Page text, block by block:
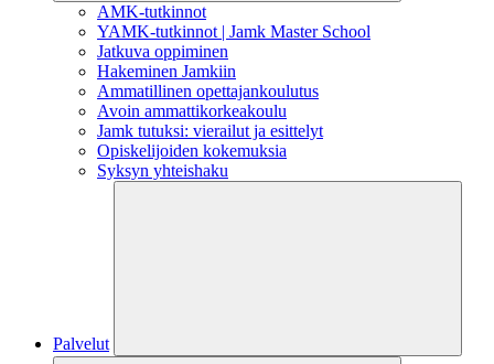
AMK-tutkinnot
YAMK-tutkinnot | Jamk Master School
Jatkuva oppiminen
Hakeminen Jamkiin
Ammatillinen opettajankoulutus
Avoin ammattikorkeakoulu
Jamk tutuksi: vierailut ja esittelyt
Opiskelijoiden kokemuksia
Syksyn yhteishaku
Palvelut